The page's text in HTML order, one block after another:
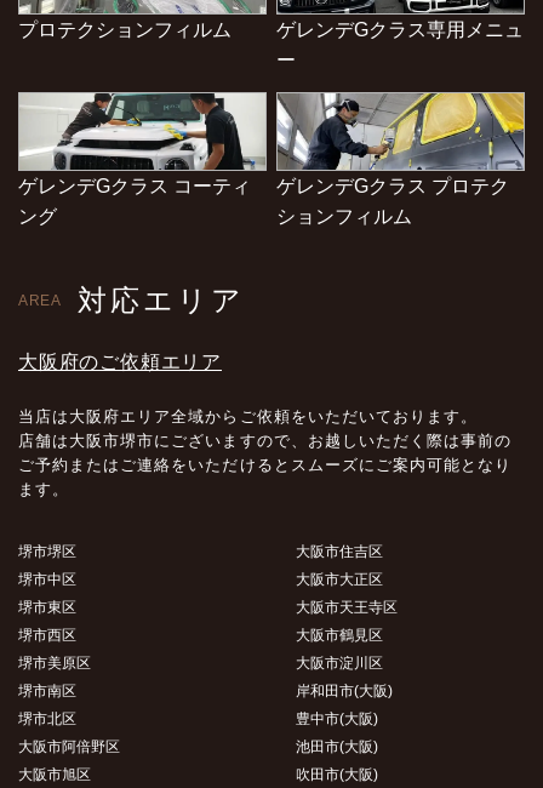
プロテクションフィルム
ゲレンデGクラス専用メニュ
ー
ゲレンデGクラス コーティ
ング
ゲレンデGクラス プロテク
ションフィルム
AREA 対応エリア
大阪府のご依頼エリア
当店は大阪府エリア全域からご依頼をいただいております。
店舗は大阪市堺市にございますので、お越しいただく際は事前の
ご予約またはご連絡をいただけるとスムーズにご案内可能となり
ます。
堺市堺区
堺市中区
堺市東区
堺市西区
堺市美原区
堺市南区
堺市北区
大阪市阿倍野区
大阪市旭区
大阪市住吉区
大阪市大正区
大阪市天王寺区
大阪市鶴見区
大阪市淀川区
岸和田市(大阪)
豊中市(大阪)
池田市(大阪)
吹田市(大阪)